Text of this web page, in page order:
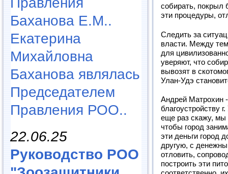
Баханова Е.М..
Екатерина
Михайловна
Баханова являлась
Председателем
Правления РОО..
22.06.25
Руководство РОО
собирать, покрыл
эти процедуры,
Следить за
власти. Между
для
уверяют, что
вывозят в
Улан-Удэ
Андрей Матрохин
благоустройству
еще раз скажу, мы
чтобы город
эти деньги город
другую, с
отловить,
построить эти